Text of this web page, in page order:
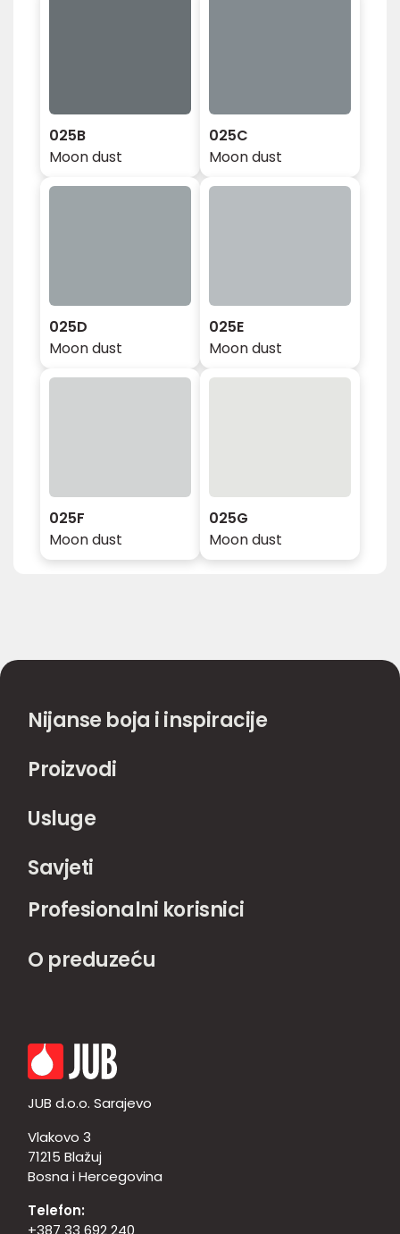
025B
Moon dust
025C
Moon dust
025D
Moon dust
025E
Moon dust
025F
Moon dust
025G
Moon dust
Nijanse boja i inspiracije
Proizvodi
Usluge
Savjeti
Profesionalni korisnici
O preduzeću
JUB d.o.o. Sarajevo
Vlakovo 3
71215 Blažuj
Bosna i Hercegovina
Telefon:
+387 33 692 240